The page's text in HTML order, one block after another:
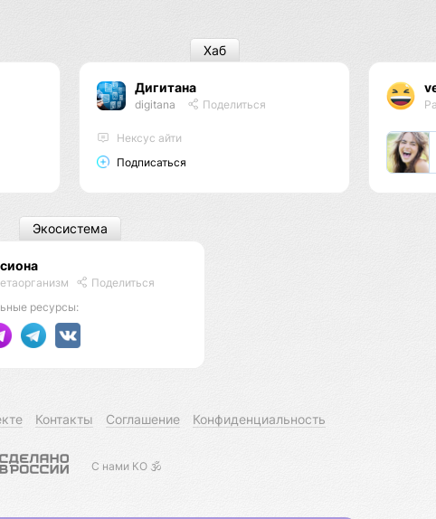
Дигитана
digitana Поделиться
Нексус айти
Подписаться
Хаб
Поделиться
ресурсы:
Экосистема
Контакты Соглашение Конфиденциальность
С нами КО 🕉️